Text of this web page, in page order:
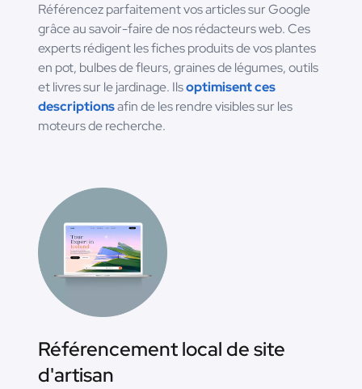
Référencez parfaitement vos articles sur Google
grâce au savoir-faire de nos rédacteurs web. Ces
experts rédigent les fiches produits de vos plantes
en pot, bulbes de fleurs, graines de légumes, outils
et livres sur le jardinage. Ilsoptimisent ces
descriptionsafin de les rendre visibles sur les
moteurs de recherche.
Référencement local de site
d'artisan